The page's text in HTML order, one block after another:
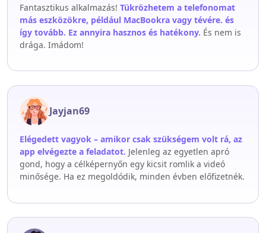
Fantasztikus alkalmazás! Tükrözhetem a telefonomat
más eszközökre, például MacBookra vagy tévére. és
így tovább. Ez annyira hasznos és hatékony. És nem is
drága. Imádom!
Jayjan69
Elégedett vagyok – amikor csak szükségem volt rá, az
app elvégezte a feladatot.
gond, hogy a célképernyőn egy kicsit romlik a videó
minősége. Ha ez megoldódik, minden évben előfizetnék.